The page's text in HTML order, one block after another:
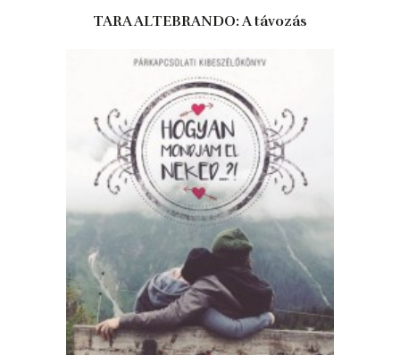
TARA ALTEBRANDO: A távozás